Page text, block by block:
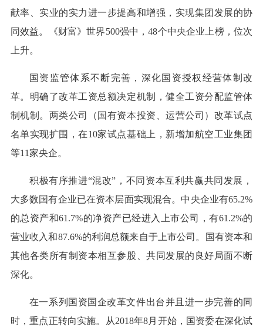
献率、实业的实力进一步提高和增强，实现集团发展的协
同效益。《财富》世界500强中，48个中央企业上榜，位次
上升。
国资监管体系不断完善，深化国资授权经营体制改
革。明确了改革工资总额决定机制，健全工资分配监管体
制机制。两类公司（国有资本投资、运营公司）改革试点
名单实现扩围，在10家试点基础上，新增加航空工业集团
等11家央企。
积极有序推进“混改”，不同资本互利共赢共同发展，
大多数国有企业已在资本层面实现混合。中央企业有65.2%
的总资产和61.7%的净资产已经进入上市公司，有61.2%的
营业收入和87.6%的利润总额来自于上市公司。国有资本和
其他各类所有制资本相互参股、共同发展的良好局面不断
深化。
在一系列国资国企改革文件出台并且进一步完善的同
时，重点正转向实施。从2018年8月开始，国资委在深化试